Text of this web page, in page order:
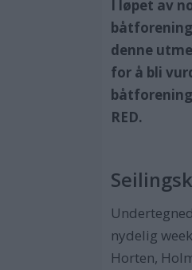
I løpet av
denne
for å bli
RED.
nydelig
Horten,